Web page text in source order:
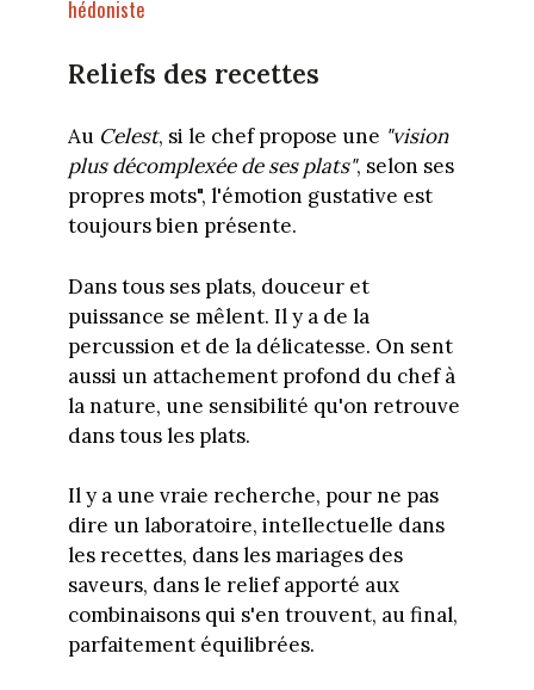
hédoniste
Reliefs des recettes
Au Celest, si le chef propose une "vision
plus décomplexée de ses plats", selon ses
propres mots", l'émotion gustative est
toujours bien présente.
Dans tous ses plats, douceur et
puissance se mêlent. Il y a de la
percussion et de la délicatesse. On sent
aussi un attachement profond du chef à
la nature, une sensibilité qu'on retrouve
dans tous les plats.
Il y a une vraie recherche, pour ne pas
dire un laboratoire, intellectuelle dans
les recettes, dans les mariages des
saveurs, dans le relief apporté aux
combinaisons qui s'en trouvent, au final,
parfaitement équilibrées.